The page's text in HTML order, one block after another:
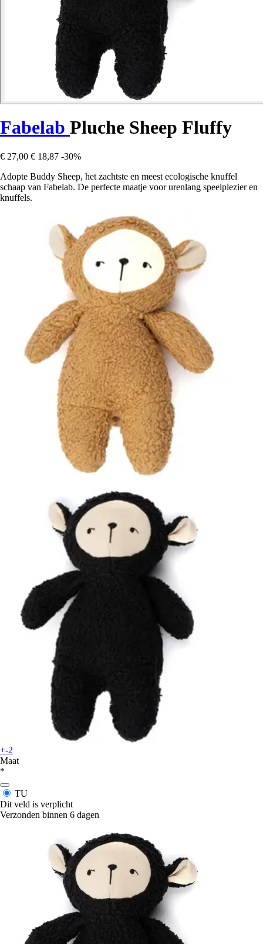
Fabelab Pluche Sheep Fluffy
€ 27,00 € 18,87 -30%
Adopte Buddy Sheep, het zachtste en meest ecologische knuffel
schaap van Fabelab. De perfecte maatje voor urenlang speelplezier en
knuffels.
+-2
Maat
*
TU
Dit veld is verplicht
Verzonden binnen 6 dagen